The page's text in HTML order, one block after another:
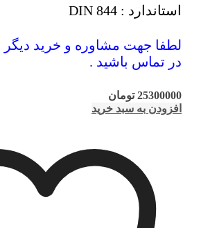
استاندارد : DIN 844
لطفا جهت مشاوره و خرید دیگر
در تماس باشید .
25300000 تومان
افزودن به سبد خرید